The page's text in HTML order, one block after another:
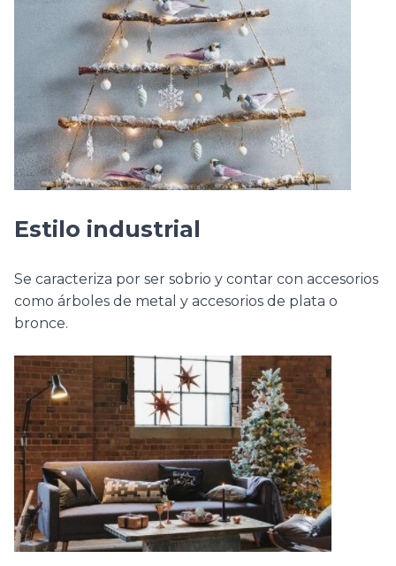
Estilo industrial
Se caracteriza por ser sobrio y contar con accesorios
como árboles de metal y accesorios de plata o
bronce.